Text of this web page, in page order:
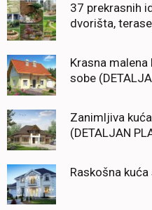
37 prekrasnih
dvorišta,
Krasna
sobe
Zanimljiva
(DETALJAN
Raskošna